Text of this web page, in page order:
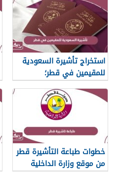
استخراج تأشيرة السعودية
للمقيمين في قطر؛
الخطوات والشروط
خطوات طباعة التأشيرة قطر
من موقع وزارة الداخلية